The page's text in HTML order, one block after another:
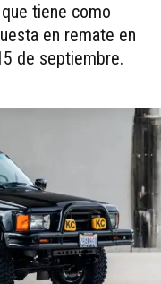
tiene como
en remate en
de septiembre.